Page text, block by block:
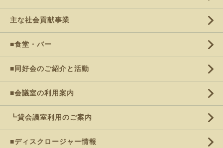
主な社会貢献事業
■食堂・バー
■同好会のご紹介と活動
■会議室の利用案内
┗貸会議室利用のご案内
■ディスクロージャー情報